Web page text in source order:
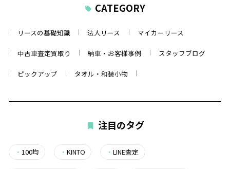
CATEGORY
リースの基礎知識 法人リース マイカーリース
中古車査定買取り 納車・お客様事例 スタッフブログ
ピックアップ タオル・和装小物
注目のタグ
・ 100均 ・KINTO ・LINE査定